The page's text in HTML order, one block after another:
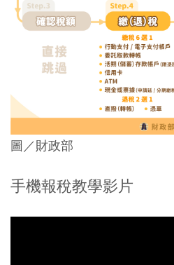
圖／財政部
手機報稅教學影片